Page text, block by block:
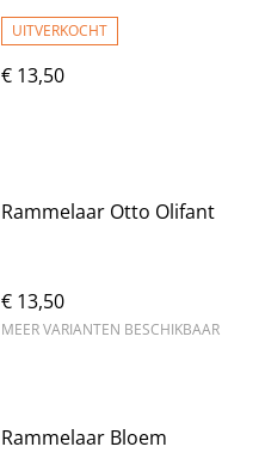
UITVERKOCHT
€ 13,50
Rammelaar Otto Olifant
€ 13,50
MEER VARIANTEN BESCHIKBAAR
Rammelaar Bloem